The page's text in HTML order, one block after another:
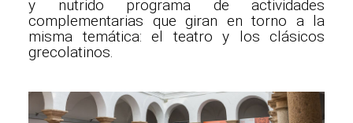
y nutrido programa de actividades
complementarias que giran en torno a la
misma temática: el teatro y los clásicos
grecolatinos.